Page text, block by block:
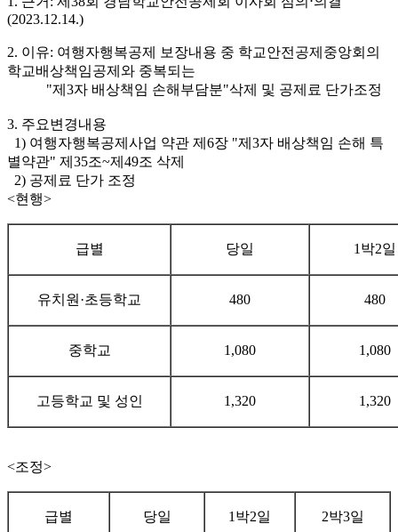
(2023.12.14.)
2. 이유: 여행자행복공제 보장내용 중 학교안전공제중앙회의
학교배상책임공제와 중복되는
"제3자 배상책임 손해부담분"삭제 및 공제료 단가조정
3. 주요변경내용
1) 여행자행복공제사업 약관 제6장 "제3자 배상책임 손해 특
별약관" 제35조~제49조 삭제
2) 공제료 단가 조정
<현행>
급별 당일 1박2일
유치원·초등학교 480 480
중학교 1,080 1,080
고등학교 및 성인 1,320 1,320
<조정>
급별 당일 1박2일 2박3일